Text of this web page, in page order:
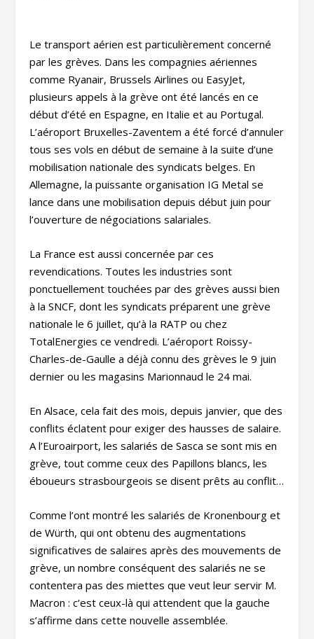
Le transport aérien est particulièrement concerné
par les grèves. Dans les compagnies aériennes
comme Ryanair, Brussels Airlines ou EasyJet,
plusieurs appels à la grève ont été lancés en ce
début d’été en Espagne, en Italie et au Portugal.
L’aéroport Bruxelles-Zaventem a été forcé d’annuler
tous ses vols en début de semaine à la suite d’une
mobilisation nationale des syndicats belges. En
Allemagne, la puissante organisation IG Metal se
lance dans une mobilisation depuis début juin pour
l’ouverture de négociations salariales.
La France est aussi concernée par ces
revendications. Toutes les industries sont
ponctuellement touchées par des grèves aussi bien
à la SNCF, dont les syndicats préparent une grève
nationale le 6 juillet, qu’à la RATP ou chez
TotalEnergies ce vendredi. L’aéroport Roissy-
Charles-de-Gaulle a déjà connu des grèves le 9 juin
dernier ou les magasins Marionnaud le 24 mai.
En Alsace, cela fait des mois, depuis janvier, que des
conflits éclatent pour exiger des hausses de salaire.
A l’Euroairport, les salariés de Sasca se sont mis en
grève, tout comme ceux des Papillons blancs, les
éboueurs strasbourgeois se disent prêts au conflit…
Comme l’ont montré les salariés de Kronenbourg et
de Würth, qui ont obtenu des augmentations
significatives de salaires après des mouvements de
grève, un nombre conséquent des salariés ne se
contentera pas des miettes que veut leur servir M.
Macron : c’est ceux-là qui attendent que la gauche
s’affirme dans cette nouvelle assemblée.